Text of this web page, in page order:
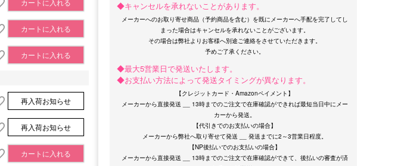
カートに入れる
カートに入れる
カートに入れる
再入荷お知らせ
再入荷お知らせ
カートに入れる
◆キャンセルを承れないことがあります。
メーカーへのお取り寄せ商品（予約商品を含む）を既にメーカーへ手配を完了してし
まった場合はキャンセルを承れないことがございます。
その場合は弊社よりお客様へ別途ご連絡をさせていただきます。
◆最大5営業日で発送いたします。
◆お支払い方法によって発送タイミングが異なります。
【クレジットカード・Amazonペイメント】
メーカーから直接発送 __ 13時までのご注文で在庫確認ができれば最短当日中にメー
カーから発送。
【代引きでのお支払いの場合】
メーカーから弊社へ取り寄せて発送 __ 発送までに2～3営業日程度。
【NP後払いでのお支払いの場合】
メーカーから直接発送 __ 13時までのご注文で在庫確認ができて、後払いの審査が済